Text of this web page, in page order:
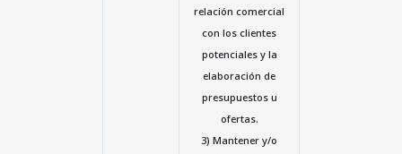
relación comercial
con los clientes
potenciales y la
elaboración de
presupuestos u
ofertas.
3) Mantener y/o